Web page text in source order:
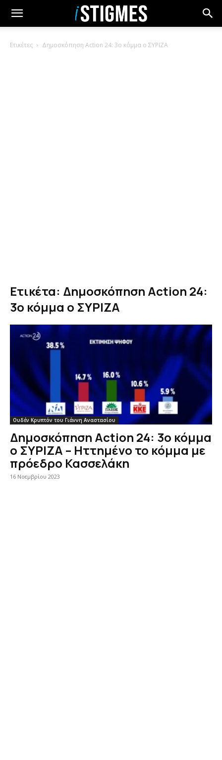
Ετικέτες Δημοσκόπηση Action 24: 3ο κόμμα ο ΣΥΡΙΖΑ
Ετικέτα: Δημοσκόπηση Action 24:
3ο κόμμα ο ΣΥΡΙΖΑ
Ουδέν Κρυπτόν του Γιάννη Αναστασίου
Δημοσκόπηση Action 24: 3ο κόμμα
ο ΣΥΡΙΖΑ – Ηττημένο το κόμμα με
πρόεδρο Κασσελάκη
16 Νοεμβρίου 2023